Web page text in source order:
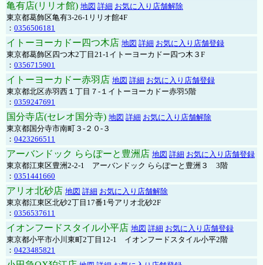
亀有店(リリオ館) 地図 詳細 お気に入り店舗解除
東京都葛飾区亀有3-26-1リリオ館4F
： 0356506181
イトーヨーカドー四つ木店 地図 詳細 お気に入り店舗登録
東京都葛飾区四つ木2丁目21-1イトーヨーカドー四つ木３F
： 0356715901
イトーヨーカドー赤羽店 地図 詳細 お気に入り店舗登録
東京都北区赤羽西１丁目７-１イトーヨーカドー赤羽5階
： 0359247691
国分寺店(セレオ国分寺) 地図 詳細 お気に入り店舗解除
東京都国分寺市南町３-２０-３
： 0423266511
アーバンドック ららぽーと豊洲店 地図 詳細 お気に入り店舗登録
東京都江東区豊洲2-2-1 アーバンドック ららぽーと豊洲３ 3階
： 0351441660
アリオ北砂店 地図 詳細 お気に入り店舗解除
東京都江東区北砂2丁目17番1号アリオ北砂2F
： 0356537611
イオンフードスタイル小平店 地図 詳細 お気に入り店舗登録
東京都小平市小川東町2丁目12-1 イオンフードスタイル小平2階
： 0423485821